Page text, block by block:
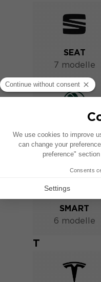
SEAT
7 modelle
SKODA
10 modelle
SMART
6 modelle
T